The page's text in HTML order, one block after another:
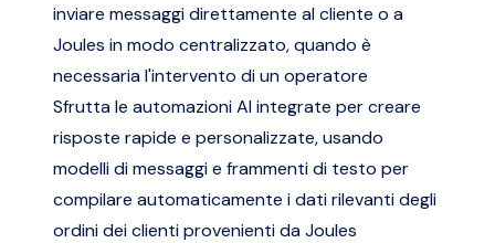
inviare messaggi direttamente al cliente o a
Joules in modo centralizzato, quando è
necessaria l'intervento di un operatore
Sfrutta le automazioni AI integrate per creare
risposte rapide e personalizzate, usando
modelli di messaggi e frammenti di testo per
compilare automaticamente i dati rilevanti degli
ordini dei clienti provenienti da Joules